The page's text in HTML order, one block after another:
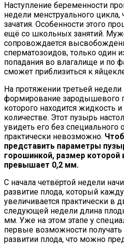
Наступление беременности
недели менструального цикла,
зачатия. Особенности этого
ещё со школьных занятий.
сопровождается
сперматозоидов, только один
попадания во влагалище и по
сможет приблизиться к
На протяжении третьей недели
формирование зародышевого
которого находится жидкость
количестве. Этот пузырь
увидеть его без специального
практически невозможно.
представить параметры
горошинкой, размер которой
превышает 0,2 мм.
С начала четвёртой недели
развитие плода, который
увеличивается практически в
следующей недели длина
мм. Уже на этом этапе у
первые возможности
развитии плода, что можно